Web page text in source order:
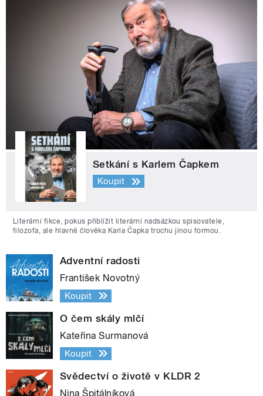
Setkání s Karlem Čapkem
Koupit
Literární fikce, pokus přiblížit literární nadsázkou spisovatele,
filozofa, ale hlavně člověka Karla Čapka trochu jinou formou.
Adventní radosti
František Novotný
Koupit
O čem skály mlčí
Kateřina Surmanová
Koupit
Svědectví o životě v KLDR 2
Nina Špitálníková